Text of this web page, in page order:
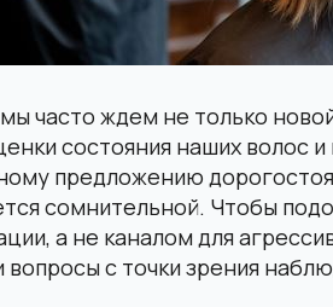
часто ждем не только
состояния наших волос
предложению
сомнительной. Чтобы
а не каналом для
с точки зрения